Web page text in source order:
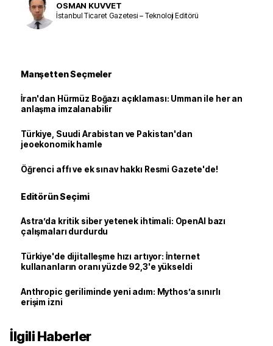
OSMAN KUVVET
İstanbul Ticaret Gazetesi – Teknoloji Editörü
Manşetten Seçmeler
İran'dan Hürmüz Boğazı açıklaması: Umman ile her an
anlaşma imzalanabilir
Türkiye, Suudi Arabistan ve Pakistan'dan
jeoekonomik hamle
Öğrenci affı ve ek sınav hakkı Resmi Gazete'de!
Editörün Seçimi
Astra’da kritik siber yetenek ihtimali: OpenAI bazı
çalışmaları durdurdu
Türkiye'de dijitalleşme hızı artıyor: İnternet
kullananların oranı yüzde 92,3'e yükseldi
Anthropic geriliminde yeni adım: Mythos’a sınırlı
erişim izni
İlgili Haberler